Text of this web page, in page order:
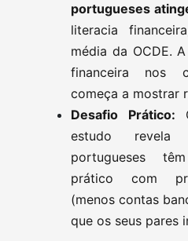
portugueses
literacia
média da OCDE.
financeira nos
começa a mostrar
Desafio Prático:
estudo
portugueses
prático com
(menos contas
que os seus pares